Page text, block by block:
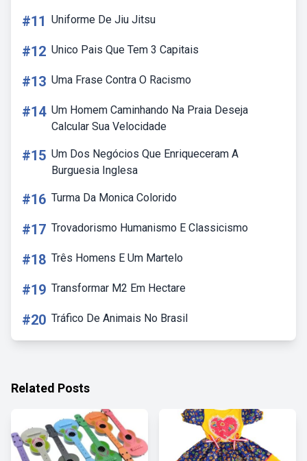
#11 Uniforme De Jiu Jitsu
#12 Unico Pais Que Tem 3 Capitais
#13 Uma Frase Contra O Racismo
#14 Um Homem Caminhando Na Praia Deseja
Calcular Sua Velocidade
#15 Um Dos Negócios Que Enriqueceram A
Burguesia Inglesa
#16 Turma Da Monica Colorido
#17 Trovadorismo Humanismo E Classicismo
#18 Três Homens E Um Martelo
#19 Transformar M2 Em Hectare
#20 Tráfico De Animais No Brasil
Related Posts